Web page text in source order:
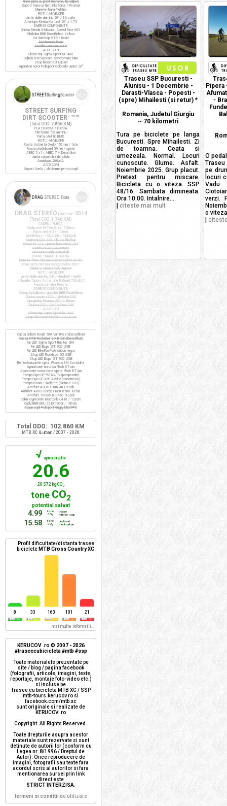
Traseu SSP Bucuresti -
Alunisu - 1 Decembrie -
Darasti-Vlasca - Popesti -
(spre) Mihailesti (si retur) *
Romania, Judetul Giurgiu
~ 70 kilometri
Tura pe biciclete pe langa
Bucuresti. Spre Mihailesti. Zi
de toamna. Ceata si
umezeala. Normal. Locuri
cunoscute. Glume. Asfalt.
Noiembrie 2025. Grup placut.
Pretext pentru miscare.
Bicicleta cu o viteza. SSP
48/16. Sambata dimineata.
Ora 10:00. Intalnire...
| citeste mai mult
Pipera
-
O
pe
locuri
verzi.
o
|
Frane janta cu pivot (noname, tip caliper)
Saboti frana cu filet BikeForce / Promax
Manete frana Tektro
ROTI / ANVELOPE
Jante duble aluminiu 20" / 36 spite
Anvelope Kenda Kontact 20" x 1.75
DIVERSE COMPONENTE
Ghidon Merida X-Mission Speed Rise 600
Ghidolina BBB RaceRibbon Yellow
Sa Wittkop MTB / Road
Sa Noname Road
Sa Bike Positive ATB
ACCESORII
Kilometraj Sigma Sport BC 400
Oglinda retrovizoare Syncromate Mini
Stop bicicleta 3 LED-uri
Aparatori noroi Polisport Colorado Junior 20"
STREET SURFING
DIRT SCOOTER / 2016
(Total ODO: 7.866 KM )
PLATFORMA / FURCA
Platforma fixa aluminiu
Furca otel tip BMX
ROTI / ANVELOPE
Roata trotineta Oxelo 150mm / fata
Roata skateboard 59mm / spate
ABEC 5 x1 / ABEC 7 // Decathlon
Jante nylon/fibra de sticla
Anvelope 200x40
ACCESORII
Suport Oxelo / platforma pentru copil
DRAG STEREO Fixie/SSP 2014
(Total ODO: 1.746 KM )
CADRU / FURCA
Cadru otel Hi-Ten Steel 520mm
Furca otel Hi-Ten Steel
ANGRENAJ / PEDALIER / PINIOANE
Angrenaj COX 44T / butuc flip-flop
Pinion fix 17T / pinion freewheel 16T
Pedale VP-397 cu ratrape
Lant KMC single-speed alb
FRANE / MANETE FRANA
Manete frana cursiera Saccon Dekor LD74P
Frane janta cursiera Saccon Dekor FD07
Cabluri si camasi cablu Jagwire
ROTI / ANVELOPE
Jante duble aluminiu 28" / Handbuilt / inalte
Schwalbe Spicer Active Line K-Guard 700x30C
+ extensii valve Presta
DIVERSE COMPONENTE
Ghidon tip bullhorn / ghidolina BBB RaceRibbon
Ghidon cursiera COX / ghidolina COX
Pipa ghidon Promax 25.4 / 80mm
Tisa sa COX / Sa ProRace COX
ACCESORII
Kilometraj Sigma Sport BC 400
Stop BikeForce Modest / 3 LED-uri
Casca ciclism Roadr 500 Van Rysel (Decathlon)
Casca MTB Rockrider SIX Btwin (Decathlon)
Far LED Sigma Sport Buster 200
Far LED Elops ST 920 USB
Far LED BikeFun Pixie silicon negru
Stop LED Rockbros Q5 USB
Stop LED Elops ST 920 USB
Reflectorizante spite Wowow 3M Scotchlite
Aparatoare noroi sa Flash B'Twin
Aparatoare noroi roata spate Flash B'Twin
Pompa Giyo GP-92 AV/FV (pompa mini)
Pompa Giyo GF-35P AV/FV (manometru)
Pompa Btwin / Weldtite (cartuse CO2)
Antifurt ABUS U-mini 40 U-Lock
Antifurt ABUS Bordo Granit 6500 X-Plus
Antifurt Trelock BS 450 U-Lock
Cablu Kryptonite KryptoFlex 410 / 120cm
Cablu BBB BBL-22 ExtraCoil / 180cm
Scaun copil Polisport Guppy Maxi FFS
Total ODO: 102.860 KM
MTB XC & urban / 2007 - 2026
√ aproximativ
20.6
20 572 kg CO2
tone CO2
potential salvat
4.99
tone
CO2
trasee
mtb/xc + ssp
15.58
tone
CO2
deplasari
mediu urban
Profil dificultate/distanta trasee
biciclete MTB Cross Country XC
8 33 163 101 21
mai multe informatii...
KERUCOV .ro © 2007 - 2026
#traseecubicicleta #mtb #ssp
Toate materialele prezentate pe
site / blog / pagina facebook
(fotografii, articole, imagini, texte,
reportaje, montaje foto-video etc.)
si incluse pe
Trasee cu bicicleta MTB XC / SSP
mtb-tours.kerucov.ro si
facebook.com/mtb.xc
sunt originale si realizate de
KERUCOV .ro
Copyright. All Rights Reserved.
Toate drepturile asupra acestor
materiale sunt rezervate si sunt
detinute de autorii lor (conform cu
Legea nr. 8/1996 / Dreptul de
Autor). Orice reproducere de
imagini, fotografii sau texte fara
acordul scris al autorilor si fara
mentionarea sursei prin link
direct este
STRICT INTERZISA.
termeni si conditii de utilizare